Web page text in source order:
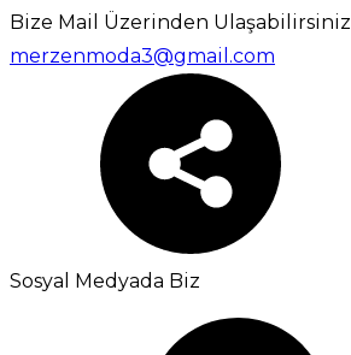
Bize Mail Üzerinden Ulaşabilirsiniz
merzenmoda3@gmail.com
Sosyal Medyada Biz